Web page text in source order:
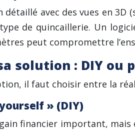
détaillé avec des vues en
de quincaillerie. Un
peut compromettre
solution : DIY ou
il faut choisir entre la
» (DIY)
financier important,